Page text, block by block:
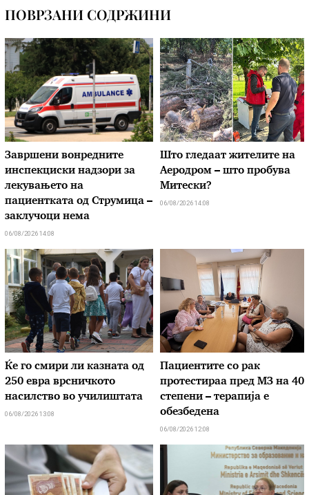
ПОВРЗАНИ СОДРЖИНИ
Завршени вонредните
инспекциски надзори за
лекувањето на
пациентката од Струмица –
заклучоци нема
06/08/2026 14:08
Што гледаат жителите на
Аеродром – што пробува
Митески?
06/08/2026 14:08
Ќе го смири ли казната од
250 евра врсничкото
насилство во училиштата
06/08/2026 13:08
Пациентите со рак
протестираа пред МЗ на 40
степени – терапија е
обезбедена
06/08/2026 12:08